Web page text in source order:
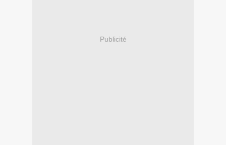
Publicité